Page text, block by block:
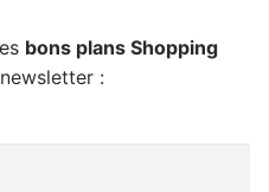
bons plans Shopping
: